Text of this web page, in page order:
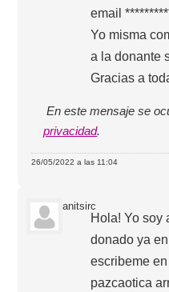
email
Yo misma
a la donante
Gracias a
En este mensaje se
privacidad.
26/05/2022 a las 11:04
anitsirc
Hola! Yo soy
donado ya
escribeme en
pazcaotica